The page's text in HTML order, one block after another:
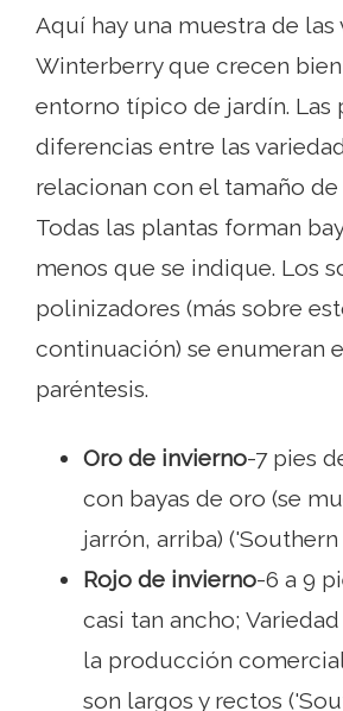
Aquí hay una muestra de las
Winterberry que crecen
entorno típico de jardín. Las
diferencias entre las
relacionan con el tamaño de
Todas las plantas forman
menos que se indique. Los
polinizadores (más sobre
continuación) se enumeran
paréntesis.
Oro de invierno-7 pies
con bayas de oro (se
jarrón, arriba)
Rojo de invierno-6 a 9
casi tan ancho;
la producción
son largos y rectos